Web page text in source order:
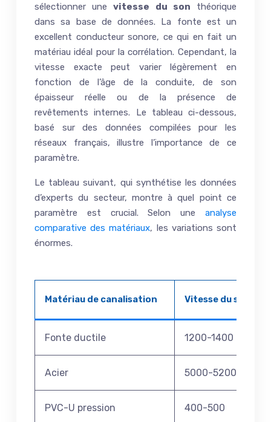
sélectionner unevitesse du son théorique
dans sa base de données. La fonte est un
excellent conducteur sonore, ce qui en fait un
matériau idéal pour la corrélation. Cependant, la
vitesse exacte peut varier légèrement en
fonction de l’âge de la conduite, de son
épaisseur réelle ou de la présence de
revêtements internes. Le tableau ci-dessous,
basé sur des données compilées pour les
réseaux français, illustre l’importance de ce
paramètre.
Le tableau suivant, qui synthétise les données
d’experts du secteur, montre à quel point ce
paramètre est crucial. Selon une analyse
comparative des matériaux, les variations sont
énormes.
Matériau de canalisation Vitesse du son (m/
Fonte ductile 1200-1400
Acier 5000-5200
PVC-U pression 400-500